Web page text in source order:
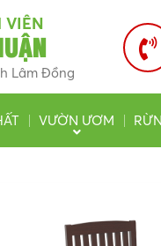
VIÊN
Lâm Đồng
VƯỜN ƯƠM